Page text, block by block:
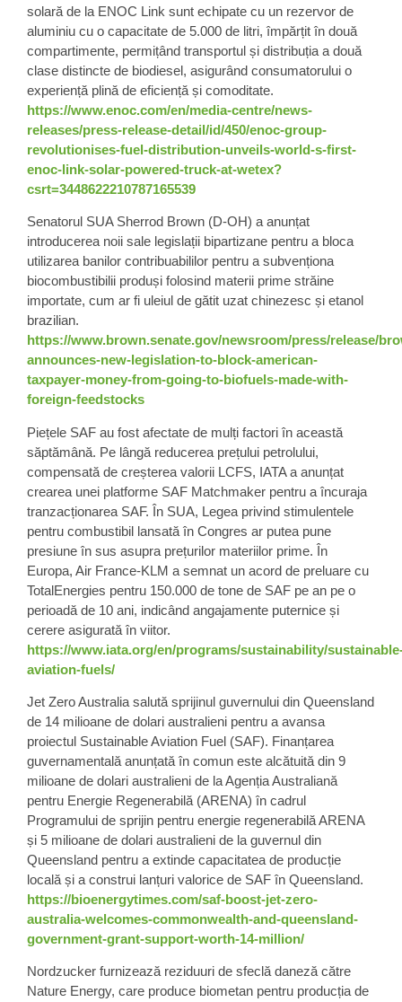
solară de la ENOC Link sunt echipate cu un rezervor de
aluminiu cu o capacitate de 5.000 de litri, împărțit în două
compartimente, permițând transportul și distribuția a două
clase distincte de biodiesel, asigurând consumatorului o
experiență plină de eficiență și comoditate.
https://www.enoc.com/en/media-centre/news-
releases/press-release-detail/id/450/enoc-group-
revolutionises-fuel-distribution-unveils-world-s-first-
enoc-link-solar-powered-truck-at-wetex?
csrt=3448622210787165539
Senatorul SUA Sherrod Brown (D-OH) a anunțat
introducerea noii sale legislații bipartizane pentru a bloca
utilizarea banilor contribuabililor pentru a subvenționa
biocombustibilii produși folosind materii prime străine
importate, cum ar fi uleiul de gătit uzat chinezesc și etanol
brazilian.
https://www.brown.senate.gov/newsroom/press/release/
announces-new-legislation-to-block-american-
taxpayer-money-from-going-to-biofuels-made-with-
foreign-feedstocks
Piețele SAF au fost afectate de mulți factori în această
săptămână. Pe lângă reducerea prețului petrolului,
compensată de creșterea valorii LCFS, IATA a anunțat
crearea unei platforme SAF Matchmaker pentru a încuraja
tranzacționarea SAF. În SUA, Legea privind stimulentele
pentru combustibil lansată în Congres ar putea pune
presiune în sus asupra prețurilor materiilor prime. În
Europa, Air France-KLM a semnat un acord de preluare cu
TotalEnergies pentru 150.000 de tone de SAF pe an pe o
perioadă de 10 ani, indicând angajamente puternice și
cerere asigurată în viitor.
https://www.iata.org/en/programs/sustainability/
aviation-fuels/
Jet Zero Australia salută sprijinul guvernului din Queensland
de 14 milioane de dolari australieni pentru a avansa
proiectul Sustainable Aviation Fuel (SAF). Finanțarea
guvernamentală anunțată în comun este alcătuită din 9
milioane de dolari australieni de la Agenția Australiană
pentru Energie Regenerabilă (ARENA) în cadrul
Programului de sprijin pentru energie regenerabilă ARENA
și 5 milioane de dolari australieni de la guvernul din
Queensland pentru a extinde capacitatea de producție
locală și a construi lanțuri valorice de SAF în Queensland.
https://bioenergytimes.com/saf-boost-jet-zero-
australia-welcomes-commonwealth-and-queensland-
government-grant-support-worth-14-million/
Nordzucker furnizează reziduuri de sfeclă daneză către
Nature Energy, care produce biometan pentru producția de